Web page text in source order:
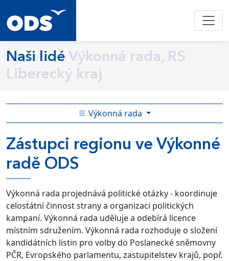
Naši lidé Výkonná rada, RS
Liberecký kraj
Výkonná rada
Zástupci regionu ve Výkonné
radě ODS
Výkonná rada projednává politické otázky - koordinuje
celostátní činnost strany a organizaci politických
kampaní. Výkonná rada uděluje a odebírá licence
místním sdružením. Výkonná rada rozhoduje o složení
kandidátních listin pro volby do Poslanecké sněmovny
PČR, Evropského parlamentu, zastupitelstev krajů, popř.